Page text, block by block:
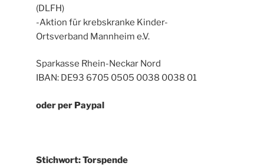
(DLFH)
-Aktion für krebskranke Kinder-
Ortsverband Mannheim e.V.
Sparkasse Rhein-Neckar Nord
IBAN: DE93 6705 0505 0038 0038 01
oder per Paypal
Stichwort: Torspende